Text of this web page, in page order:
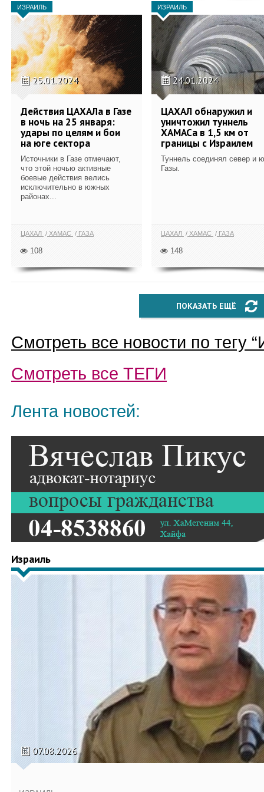
ИЗРАИЛЬ
25.01.2024
Действия ЦАХАЛа в Газе
в ночь на 25 января:
удары по целям и бои
на юге сектора
Источники в Газе отмечают,
что этой ночью активные
боевые действия велись
исключительно в южных
районах...
ЦАХАЛ ХАМАС ГАЗА
108
ИЗРАИЛЬ
24.01.2024
ЦАХАЛ обнаружил и
уничтожил туннель
ХАМАСа в 1,5 км от
границы с Израилем
Туннель соединял север и
Газы.
ЦАХАЛ ХАМАС ГАЗА
148
ПОКАЗАТЬ ЕЩЁ
Смотреть все новости по тегу “
Смотреть все ТЕГИ
Лента новостей:
Израиль
07.08.2026